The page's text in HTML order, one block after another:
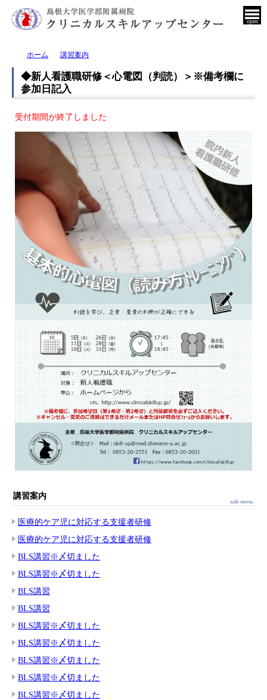
open
ホーム 講習案内
◆新人看護職研修＜心電図（判読）＞※備考欄に
参加日記入
受付期間が終了しました
講習案内
医療的ケア児に対応する支援者研修
医療的ケア児に対応する支援者研修
BLS講習※〆切ました
BLS講習※〆切ました
BLS講習
BLS講習
BLS講習※〆切ました
BLS講習※〆切ました
BLS講習※〆切ました
BLS講習※〆切ました
BLS講習※〆切ました